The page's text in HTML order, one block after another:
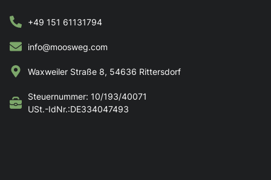
+49 151 61131794
info@moosweg.com
Waxweiler Straße 8, 54636 Rittersdorf
Steuernummer: 10/193/40071
USt.-IdNr.:DE334047493